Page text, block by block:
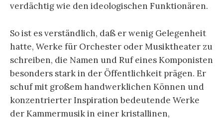
verdächtig wie den ideologischen Funktionären.
So ist es verständlich, daß er wenig Gelegenheit
hatte, Werke für Orchester oder Musiktheater zu
schreiben, die Namen und Ruf eines Komponisten
besonders stark in der Öffentlichkeit prägen. Er
schuf mit großem handwerklichen Können und
konzen­trierter Inspiration bedeutende Werke
der Kammermusik in einer kristallinen,